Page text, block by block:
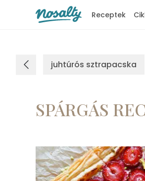
Receptek
juhtúrós sztrapacska
SPÁRGÁS